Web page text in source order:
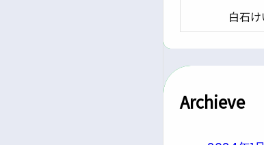
白石
Archieve